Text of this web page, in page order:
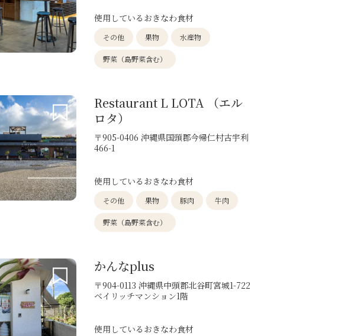
使用しているおきなわ食材
その他 果物 水産物
野菜（島野菜含む）
Restaurant L LOTA （エル
ロタ）
〒905-0406 沖縄県国頭郡今帰仁村古宇利
466-1
使用しているおきなわ食材
その他 果物 豚肉 牛肉
野菜（島野菜含む）
かんなplus
〒904-0113 沖縄県中頭郡北谷町宮城1-722
ベイリッチマンション1階
使用しているおきなわ食材